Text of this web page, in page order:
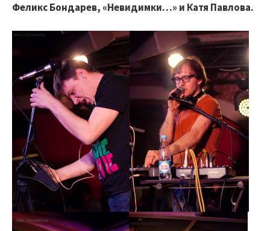
Феликс Бондарев, «Невидимки…» и Катя Павлова.